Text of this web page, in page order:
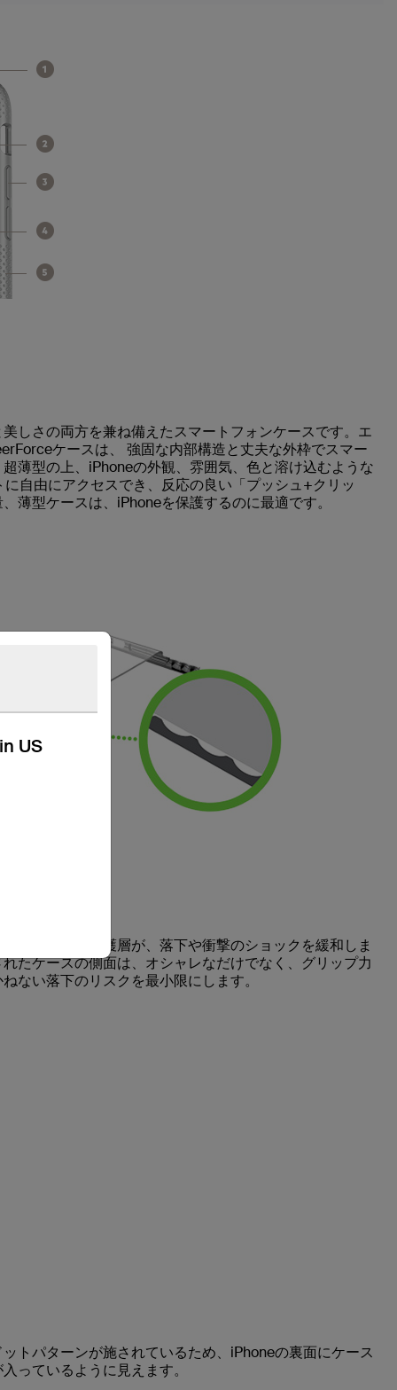
US
しさの両方を兼ね備えたスマートフォンケースです。エ
ケースは、 強固な内部構造と丈夫な外枠でスマー
薄型の上、iPhoneの外観、雰囲気、色と溶け込むような
自由にアクセスでき、反応の良い「プッシュ+クリッ
薄型ケースは、iPhoneを保護するのに最適です。
よる軽量な保護層が、落下や衝撃のショックを緩和しま
たケースの側面は、オシャレなだけでなく、グリップ力
ない落下のリスクを最小限にします。
トパターンが施されているため、iPhoneの裏面にケース
っているように見えます。